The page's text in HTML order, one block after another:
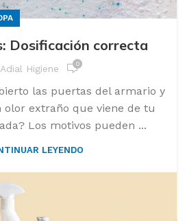
Dosificación correcta
Adial Higiene 0
las puertas del armario y
olor extraño que viene de tu
Los motivos pueden ...
LEYENDO